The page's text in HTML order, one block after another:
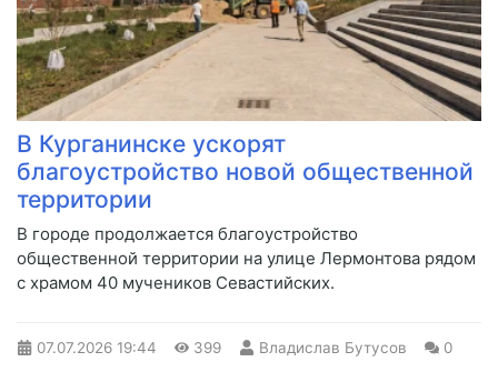
В Курганинске ускорят
благоустройство новой общественной
территории
В городе продолжается благоустройство
общественной территории на улице Лермонтова рядом
с храмом 40 мучеников Севастийских.
07.07.2026 19:44 399 Владислав Бутусов 0